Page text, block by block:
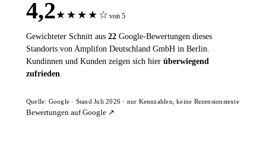
4,2★ ★ ★ ★ ☆ von 5
Gewichteter Schnitt aus 22 Google-Bewertungen dieses
Standorts von Amplifon Deutschland GmbH in Berlin.
Kundinnen und Kunden zeigen sich hier überwiegend
zufrieden.
Quelle: Google · Stand Juli 2026 · nur Kennzahlen, keine Rezensionstexte
Bewertungen auf Google ↗